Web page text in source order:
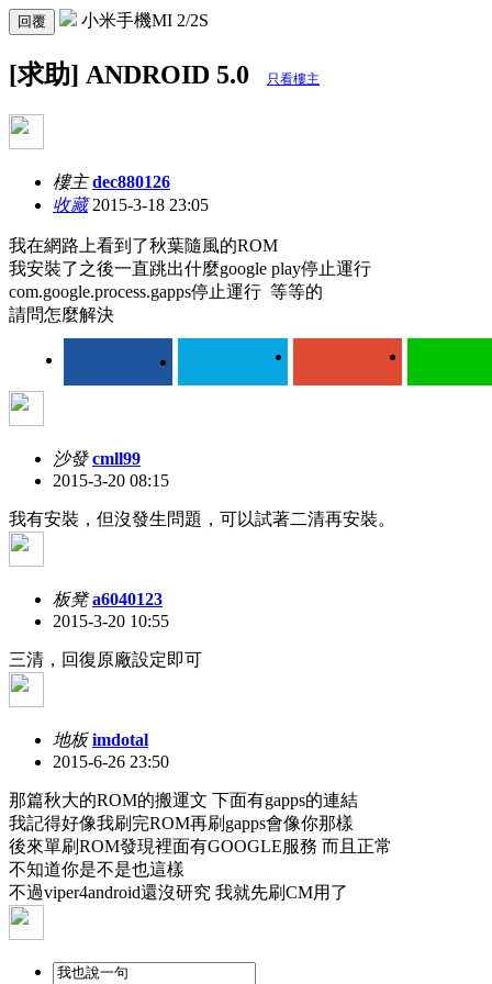
回覆 小米手機MI 2/2S
[求助] ANDROID 5.0 只看樓主
樓主 dec880126
收藏2015-3-18 23:05
我在網路上看到了秋葉隨風的ROM
我安裝了之後一直跳出什麼google play停止運行
com.google.process.gapps停止運行 等等的
請問怎麼解決
沙發 cmll99
2015-3-20 08:15
我有安裝，但沒發生問題，可以試著二清再安裝。
板凳 a6040123
2015-3-20 10:55
三清，回復原廠設定即可
地板 imdotal
2015-6-26 23:50
那篇秋大的ROM的搬運文 下面有gapps的連結
我記得好像我刷完ROM再刷gapps會像你那樣
後來單刷ROM發現裡面有GOOGLE服務 而且正常
不知道你是不是也這樣
不過viper4android還沒研究 我就先刷CM用了